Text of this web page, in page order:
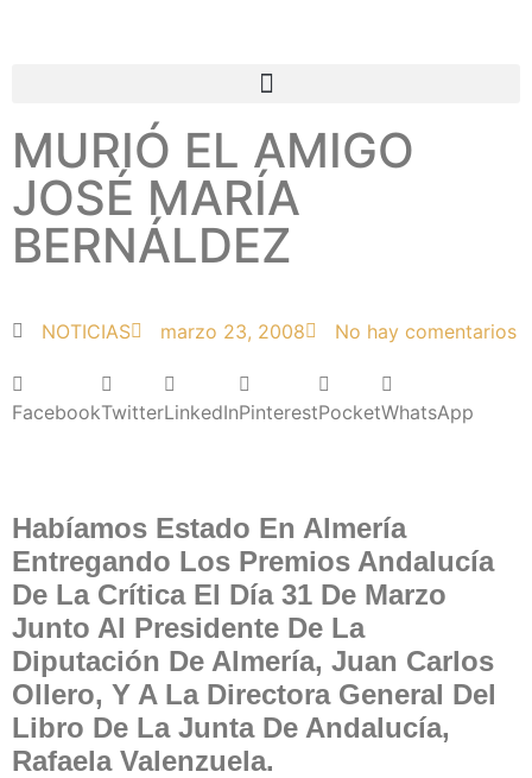
MURIÓ EL AMIGO
JOSÉ MARÍA
BERNÁLDEZ
NOTICIAS marzo 23, 2008 No hay comentarios
FacebookTwitterLinkedInPinterestPocketWhatsApp
Habíamos Estado En Almería
Entregando Los Premios Andalucía
De La Crítica El Día 31 De Marzo
Junto Al Presidente De La
Diputación De Almería, Juan Carlos
Ollero, Y A La Directora General Del
Libro De La Junta De Andalucía,
Rafaela Valenzuela.